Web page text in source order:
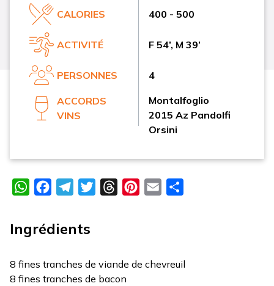
CALORIES 400 - 500
ACTIVITÉ F 54’, M 39’
PERSONNES 4
ACCORDS
VINS
Montalfoglio
2015 Az Pandolfi
Orsini
WhatsAppFacebookTelegramTwitterThreadsPinterest
Email
Ingrédients
8 fines tranches de viande de chevreuil
8 fines tranches de bacon